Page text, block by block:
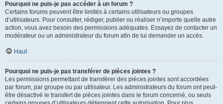
Pourquoi ne puis-je pas accéder à un forum ?
Certains forums peuvent être limités à certains utilisateurs ou groupes
d’utilisateurs. Pour consulter, rédiger, publier ou réaliser n’importe quelle autre
action, vous avez besoin des permissions adéquates. Essayez de contacter un
modérateur ou un administrateur du forum afin de lui demander un accès.
Haut
Pourquoi ne puis-je pas transférer de pièces jointes ?
Les permissions permettant de transférer des pièces jointes sont accordées
par forum, par groupe ou par utilisateur. Les administrateurs du forum ont peut-
être désactivé le transfert de pièces jointes dans le forum concerné, ou seuls